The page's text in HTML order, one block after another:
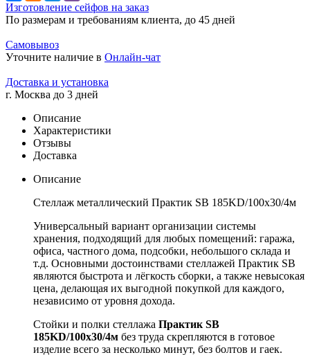
Изготовление сейфов на заказ
По размерам и требованиям клиента, до 45 дней
Самовывоз
Уточните наличие в Онлайн-чат
Доставка и установка
г. Москва до 3 дней
Описание
Характеристики
Отзывы
Доставка
Описание
Стеллаж металлический Практик SB 185KD/100x30/4м
Универсальный вариант организации системы
хранения, подходящий для любых помещений: гаража,
офиса, частного дома, подсобки, небольшого склада и
т.д. Основными достоинствами стеллажей Практик SB
являются быстрота и лёгкость сборки, а также невысокая
цена, делающая их выгодной покупкой для каждого,
независимо от уровня дохода.
Стойки и полки стеллажа Практик SB
185KD/100x30/4м без труда скрепляются в готовое
изделие всего за несколько минут, без болтов и гаек.